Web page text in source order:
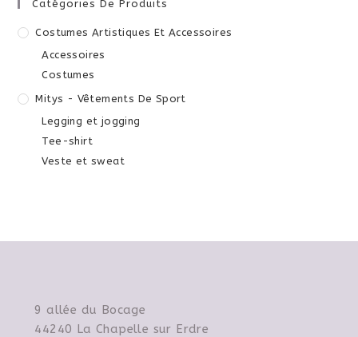
Catégories De Produits
Costumes Artistiques Et Accessoires
Accessoires
Costumes
Mitys - Vêtements De Sport
Legging et jogging
Tee-shirt
Veste et sweat
9 allée du Bocage
44240 La Chapelle sur Erdre